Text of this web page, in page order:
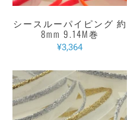
シースルーパイピング 約
8mm 9.14M巻
¥3,364